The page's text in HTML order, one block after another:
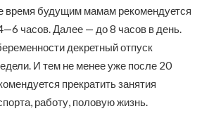
время будущим мамам рекомендуется
часов. Далее — до 8 часов в день.
декретный отпуск
И тем не менее уже после 20
прекратить занятия
работу, половую жизнь.